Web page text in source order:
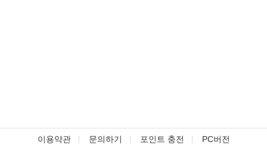
이용약관 문의하기 포인트 충전 PC버전